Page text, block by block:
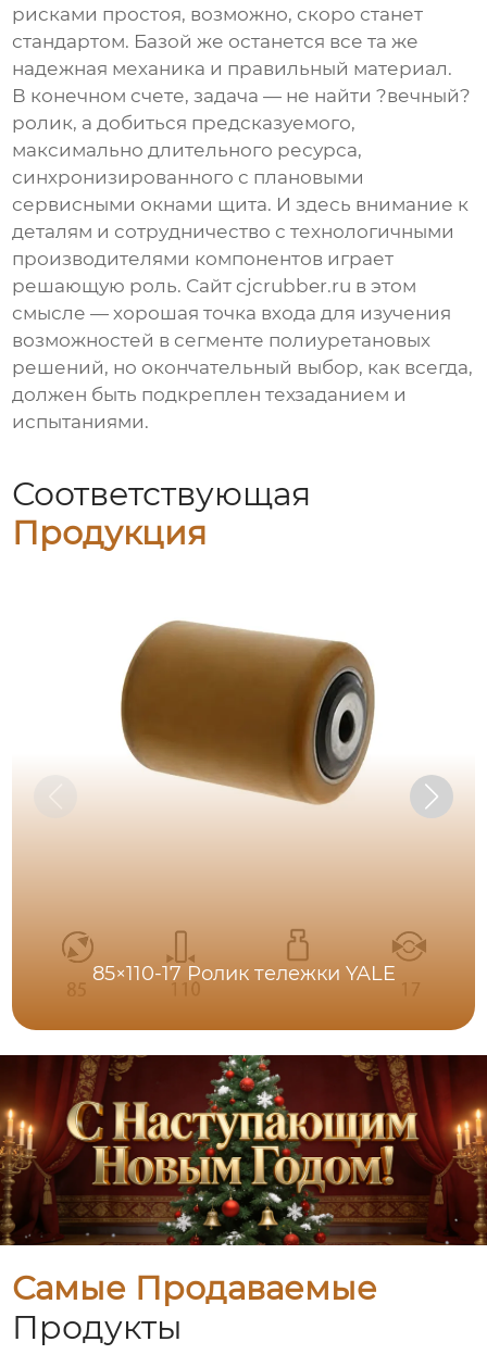
рисками простоя, возможно, скоро станет
стандартом. Базой же останется все та же
надежная механика и правильный материал.
В конечном счете, задача — не найти ?вечный?
ролик, а добиться предсказуемого,
максимально длительного ресурса,
синхронизированного с плановыми
сервисными окнами щита. И здесь внимание к
деталям и сотрудничество с технологичными
производителями компонентов играет
решающую роль. Сайтcjcrubber.ru в этом
смысле — хорошая точка входа для изучения
возможностей в сегменте полиуретановых
решений, но окончательный выбор, как всегда,
должен быть подкреплен техзаданием и
испытаниями.
Соответствующая
Продукция
85×110-17 Ролик тележки YALE
Самые Продаваемые
Продукты